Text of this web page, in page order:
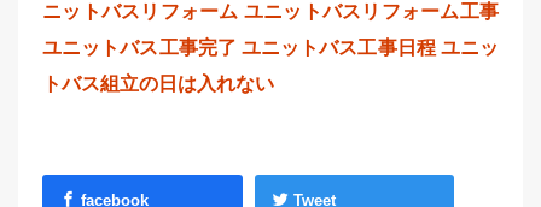
ニットバスリフォーム ユニットバスリフォーム工事
ユニットバス工事完了 ユニットバス工事日程 ユニッ
トバス組立の日は入れない
facebook Tweet